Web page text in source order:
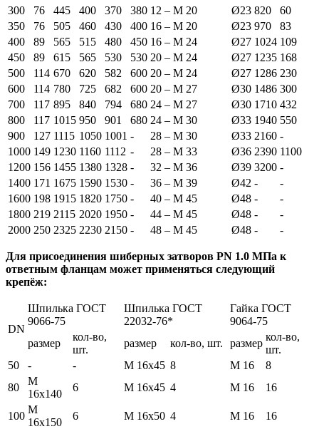
300
76 445 400 370 380 12 – М 20 Ø23 820
60
350
76 505 460 430 400 16 – М 20 Ø23 970
83
400
89 565 515 480 450 16 – М 24 Ø27 1024 109
450
89 615 565 530 530 20 – М 24 Ø27 1235 168
500
114 670 620 582 600 20 – М 24 Ø27 1286 230
600
114 780 725 682 600 20 – М 27 Ø30 1486 300
700
117 895 840 794 680 24 – М 27 Ø30 1710 432
800
117 1015 950 901 680 24 – М 30 Ø33 1940 550
900
127 1115 1050 1001 - 28 – М 30 Ø33 2160 -
1000 149 1230 1160 1112 - 28 – М 33 Ø36 2390 1100
1200 156 1455 1380 1328 - 32 – М 36 Ø39 3200 -
1400 171 1675 1590 1530 - 36 – М 39 Ø42 -
-
1600 198 1915 1820 1750 - 40 – М 45 Ø48 -
-
1800 219 2115 2020 1950 - 44 – М 45 Ø48 -
-
2000 250 2325 2230 2150 - 48 – М 45 Ø48 - -
Для присоединения шиберных затворов PN 1.0 МПа к
ответным фланцам может применяться следующий
крепёж:
DN
Шпилька ГОСТ
9066-75
Шпилька ГОСТ
22032-76*
Гайка ГОСТ
9064-75
размер
кол-во,
шт.
размер кол-во, шт. размер
кол-во,
шт.
50
- - М 16х45 8 М 16
8
80
М
16х140
6 М 16х45 4 М 16 16
100
М
16х150
6 М 16х50 4 М 16 16